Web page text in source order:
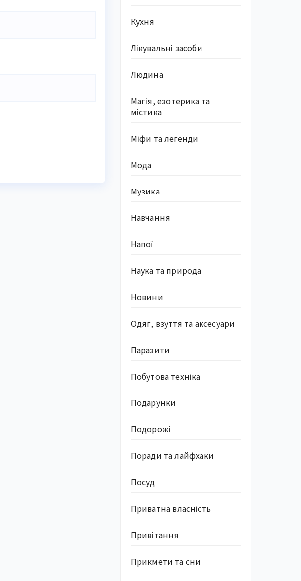
Кухня
Лікувальні засоби
Людина
Магія, езотерика та
містика
Міфи та легенди
Мода
Музика
Навчання
Напої
Наука та природа
Новини
Одяг, взуття та аксесуари
Паразити
Побутова техніка
Подарунки
Подорожі
Поради та лайфхаки
Посуд
Приватна власність
Привітання
Прикмети та сни